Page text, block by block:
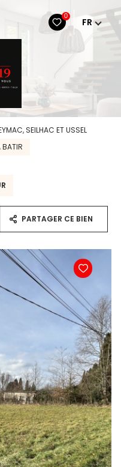
0
FR
SEILHAC ET USSEL
BATIR
PARTAGER CE BIEN